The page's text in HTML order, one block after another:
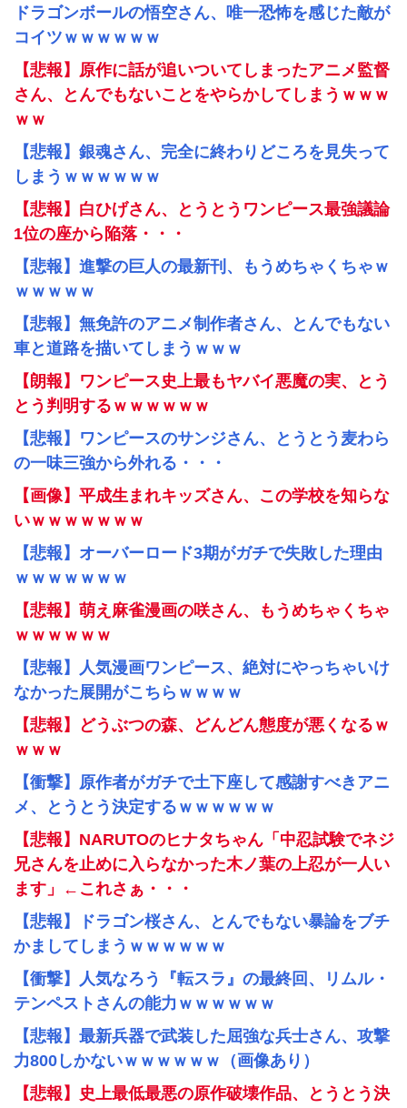
ドラゴンボールの悟空さん、唯一恐怖を感じた敵が
コイツｗｗｗｗｗｗ
【悲報】原作に話が追いついてしまったアニメ監督
さん、とんでもないことをやらかしてしまうｗｗｗ
ｗｗ
【悲報】銀魂さん、完全に終わりどころを見失って
しまうｗｗｗｗｗｗ
【悲報】白ひげさん、とうとうワンピース最強議論
1位の座から陥落・・・
【悲報】進撃の巨人の最新刊、もうめちゃくちゃｗ
ｗｗｗｗｗ
【悲報】無免許のアニメ制作者さん、とんでもない
車と道路を描いてしまうｗｗｗ
【朗報】ワンピース史上最もヤバイ悪魔の実、とう
とう判明するｗｗｗｗｗｗ
【悲報】ワンピースのサンジさん、とうとう麦わら
の一味三強から外れる・・・
【画像】平成生まれキッズさん、この学校を知らな
いｗｗｗｗｗｗｗ
【悲報】オーバーロード3期がガチで失敗した理由
ｗｗｗｗｗｗｗ
【悲報】萌え麻雀漫画の咲さん、もうめちゃくちゃ
ｗｗｗｗｗｗ
【悲報】人気漫画ワンピース、絶対にやっちゃいけ
なかった展開がこちらｗｗｗｗ
【悲報】どうぶつの森、どんどん態度が悪くなるｗ
ｗｗｗ
【衝撃】原作者がガチで土下座して感謝すべきアニ
メ、とうとう決定するｗｗｗｗｗｗ
【悲報】NARUTOのヒナタちゃん「中忍試験でネジ
兄さんを止めに入らなかった木ノ葉の上忍が一人い
ます」←これさぁ・・・
【悲報】ドラゴン桜さん、とんでもない暴論をブチ
かましてしまうｗｗｗｗｗｗ
【衝撃】人気なろう『転スラ』の最終回、リムル・
テンペストさんの能力ｗｗｗｗｗｗ
【悲報】最新兵器で武装した屈強な兵士さん、攻撃
力800しかないｗｗｗｗｗｗ（画像あり）
【悲報】史上最低最悪の原作破壊作品、とうとう決